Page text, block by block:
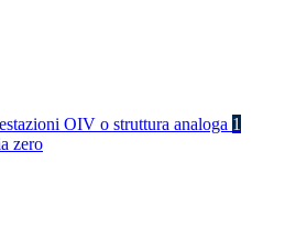
OIV o struttura analoga 1
zero